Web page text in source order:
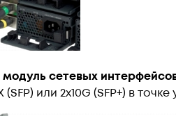
сетевых
(SFP) или 2х10G (SFP+) в